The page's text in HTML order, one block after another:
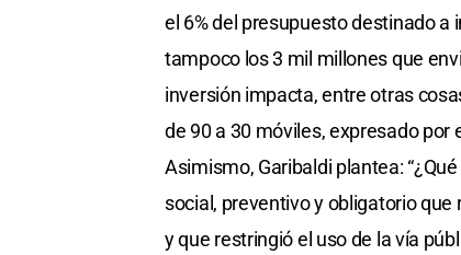
el 6% del presupuesto destinado
tampoco los 3 mil millones que
inversión impacta, entre otras
de 90 a 30 móviles, expresado por
Asimismo, Garibaldi plantea:
social, preventivo y obligatorio
y que restringió el uso de la vía